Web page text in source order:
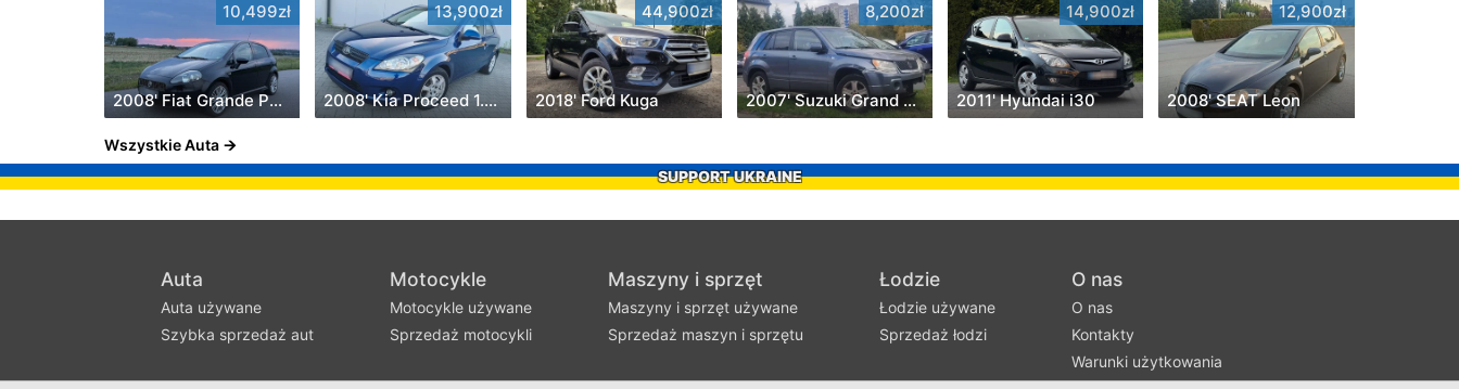
10,499zł
2008' Fiat Grande Punto
13,900zł
2008' Kia Proceed 1.4 Optimum +
44,900zł
2018' Ford Kuga
8,200zł
2007' Suzuki Grand Vitara
14,900zł
2011' Hyundai i30
12,900zł
2008' SEAT Leon
Wszystkie Auta
SUPPORT UKRAINE
Auta
Auta używane
Szybka sprzedaż aut
Motocykle
Motocykle używane
Sprzedaż motocykli
Maszyny i sprzęt
Maszyny i sprzęt używane
Sprzedaż maszyn i sprzętu
Łodzie
Łodzie używane
Sprzedaż łodzi
O nas
O nas
Kontakty
Warunki użytkowania